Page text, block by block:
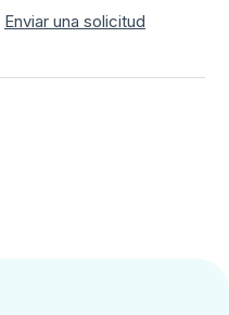
Enviar una solicitud